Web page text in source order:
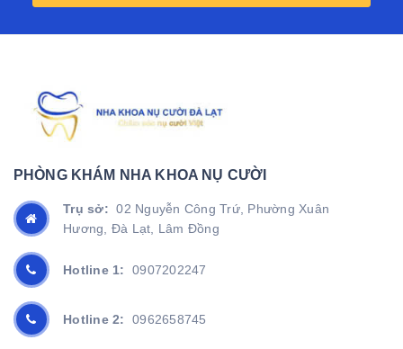
PHÒNG KHÁM NHA KHOA NỤ CƯỜI
Trụ sở:02 Nguyễn Công Trứ, Phường Xuân
Hương, Đà Lạt, Lâm Đồng
Hotline 1: 0907202247
Hotline 2: 0962658745